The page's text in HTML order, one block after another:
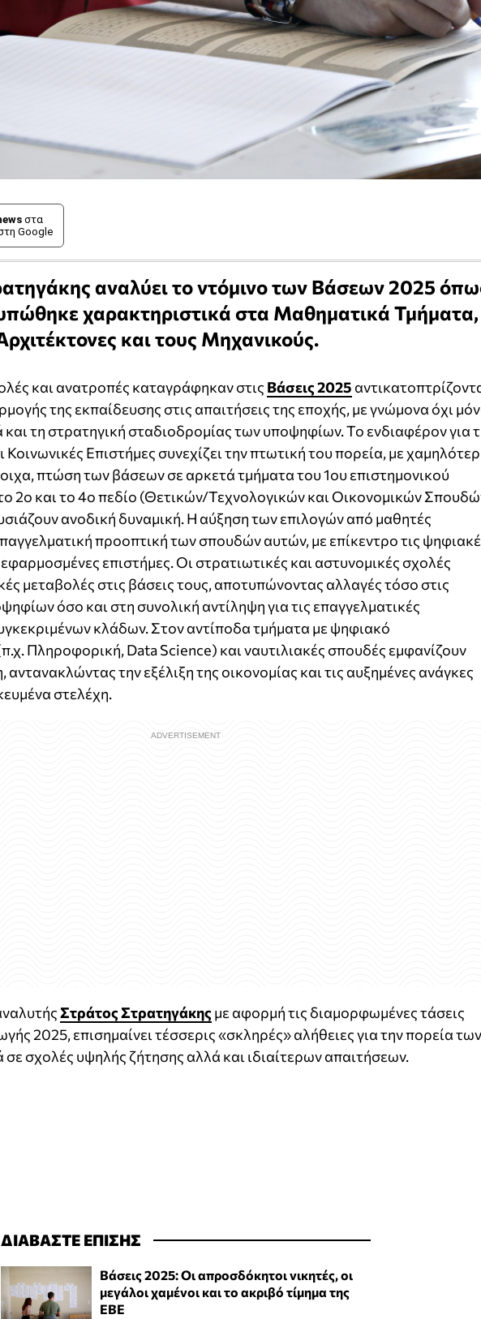
στα
Google
αναλύει το ντόμινο των Βάσεων 2025
χαρακτηριστικά στα Μαθηματικά Τμήματα,
και τους Μηχανικούς.
και ανατροπές καταγράφηκαν στις Βάσεις 2025
της εκπαίδευσης στις απαιτήσεις της εποχής, με γνώμονα όχι
και τη στρατηγική σταδιοδρομίας των υποψηφίων. Το ενδιαφέρον για
Κοινωνικές Επιστήμες συνεχίζει την πτωτική του πορεία, με
πτώση των βάσεων σε αρκετά τμήματα του 1ου επιστημονικού
2ο και το 4ο πεδίο (Θετικών/Τεχνολογικών και Οικονομικών
ανοδική δυναμική. Η αύξηση των επιλογών από μαθητές
προοπτική των σπουδών αυτών, με επίκεντρο τις
εφαρμοσμένες επιστήμες. Οι στρατιωτικές και αστυνομικές σχολές
μεταβολές στις βάσεις τους, αποτυπώνοντας αλλαγές τόσο στις
όσο και στη συνολική αντίληψη για τις επαγγελματικές
κλάδων. Στον αντίποδα τμήματα με ψηφιακό
Πληροφορική, Data Science) και ναυτιλιακές σπουδές εμφανίζουν
αντανακλώντας την εξέλιξη της οικονομίας και τις αυξημένες ανάγκες
στελέχη.
Στράτος Στρατηγάκης με αφορμή τις διαμορφωμένες τάσεις
2025, επισημαίνει τέσσερις «σκληρές» αλήθειες για την πορεία των
σε σχολές υψηλής ζήτησης αλλά και ιδιαίτερων απαιτήσεων.
ΔΙΑΒΑΣΤΕ ΕΠΙΣΗΣ
Βάσεις 2025: Οι απροσδόκητοι νικητές, οι
μεγάλοι χαμένοι και το ακριβό τίμημα της
ΕΒΕ